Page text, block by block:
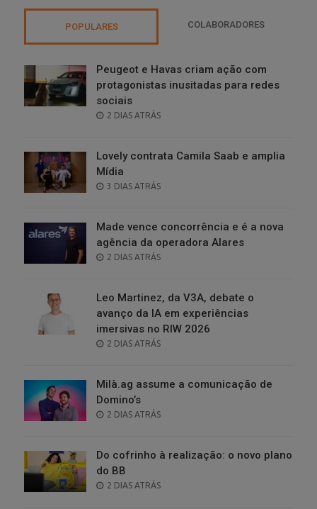
POPULARES COLABORADORES
Peugeot e Havas criam ação com
protagonistas inusitadas para redes
sociais
POSTED
2 DIAS ATRÁS
Lovely contrata Camila Saab e amplia
Mídia
POSTED
3 DIAS ATRÁS
Made vence concorrência e é a nova
agência da operadora Alares
POSTED
2 DIAS ATRÁS
Leo Martinez, da V3A, debate o
avanço da IA em experiências
imersivas no RIW 2026
POSTED
2 DIAS ATRÁS
Milà.ag assume a comunicação de
Domino’s
POSTED
2 DIAS ATRÁS
Do cofrinho à realização: o novo plano
do BB
POSTED
2 DIAS ATRÁS